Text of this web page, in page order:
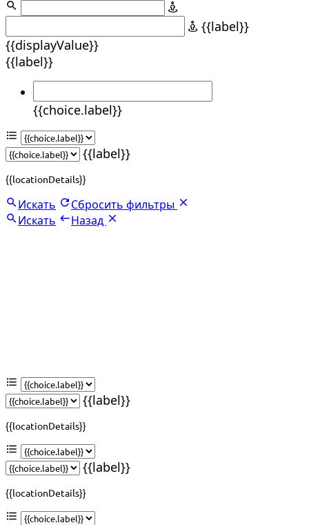
{{label}}
{{displayValue}}
{{label}}
{{choice.label}}
{{label}}
{{locationDetails}}
Искать
Сбросить фильтры
Искать
Назад
{{label}}
{{locationDetails}}
{{label}}
{{locationDetails}}